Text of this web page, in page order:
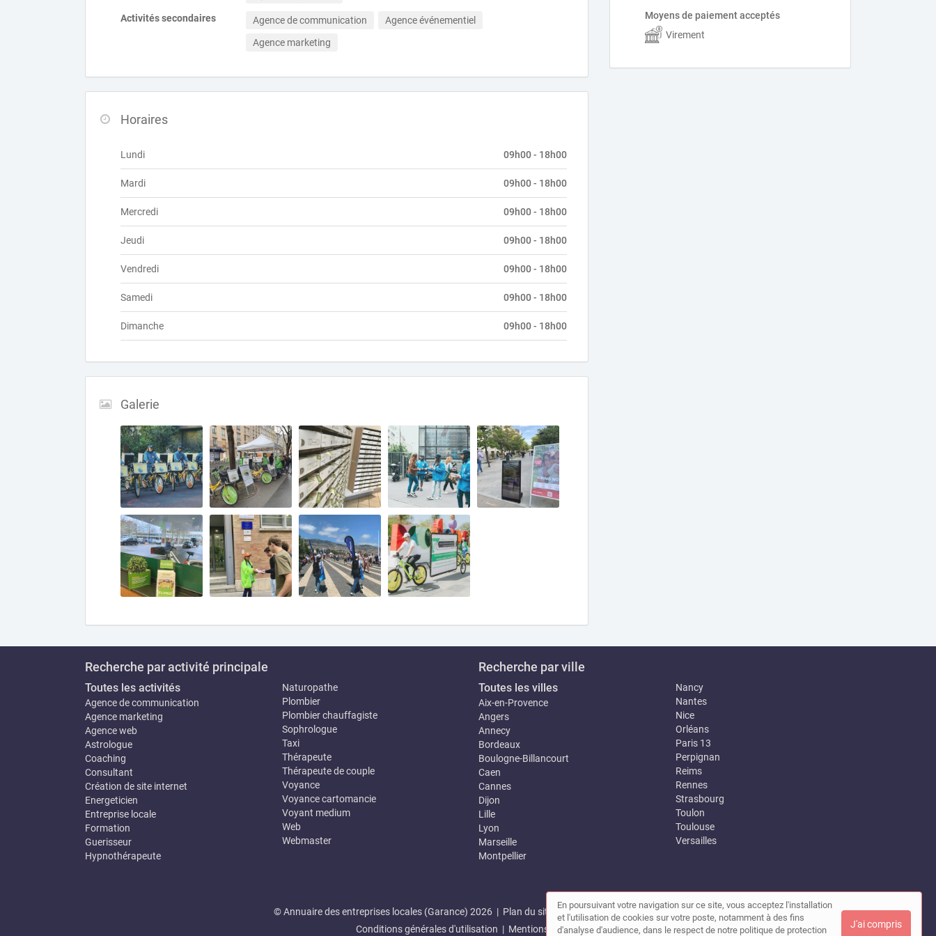
Moyens de paiement acceptés
Virement
Activités secondaires Agence de communication
Agence événementiel
Agence marketing
Horaires
Lundi 09h00 - 18h00
Mardi 09h00 - 18h00
Mercredi 09h00 - 18h00
Jeudi 09h00 - 18h00
Vendredi 09h00 - 18h00
Samedi 09h00 - 18h00
Dimanche 09h00 - 18h00
Galerie
Recherche par activité principale
Toutes les activités
Agence de communication
Agence marketing
Agence web
Astrologue
Coaching
Consultant
Création de site internet
Energeticien
Entreprise locale
Formation
Guerisseur
Hypnothérapeute
Naturopathe
Plombier
Plombier chauffagiste
Sophrologue
Taxi
Thérapeute
Thérapeute de couple
Voyance
Voyance cartomancie
Voyant medium
Web
Webmaster
Recherche par ville
Toutes les villes
Aix-en-Provence
Angers
Annecy
Bordeaux
Boulogne-Billancourt
Caen
Cannes
Dijon
Lille
Lyon
Marseille
Montpellier
Nancy
Nantes
Nice
Orléans
Paris 13
Perpignan
Reims
Rennes
Strasbourg
Toulon
Toulouse
Versailles
© Annuaire des entreprises locales (Garance) 2026 | Plan du site |Mon compte |Contact
Conditions générales d'utilisation | Mentions légales
En poursuivant votre navigation sur ce site, vous acceptez l'installation
et l'utilisation de cookies sur votre poste, notamment à des fins
d'analyse d'audience, dans le respect de notre politique de protection
J'ai compris